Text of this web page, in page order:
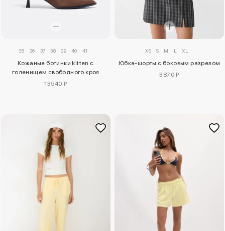
35 36 37 38 39 40 41
Кожаные ботинки kitten с
голенищем свободного кроя
13540 ₽
XS S M L XL
Юбка-шорты с боковым разрезом
3870 ₽